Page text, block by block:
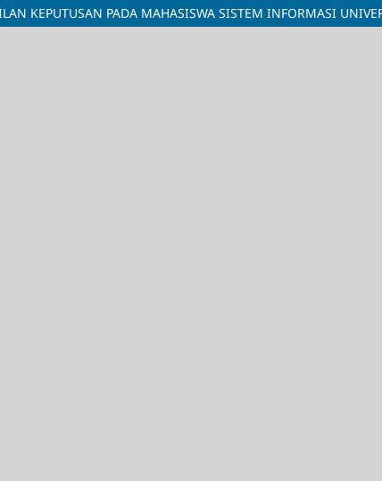
KEPUTUSAN PADA MAHASISWA SISTEM INFORMASI